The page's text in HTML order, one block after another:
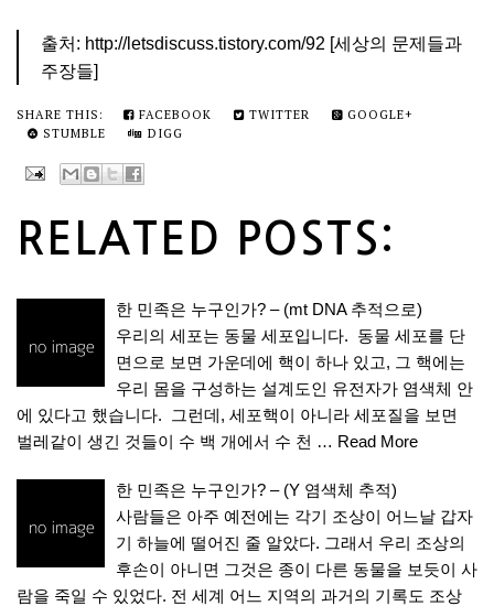
출처: http://letsdiscuss.tistory.com/92 [세상의 문제들과
주장들]
SHARE THIS: FACEBOOK TWITTER
GOOGLE+
STUMBLE
DIGG
RELATED POSTS:
한 민족은 누구인가? – (mt DNA 추적으로)
우리의 세포는 동물 세포입니다. 동물 세포를 단
면으로 보면 가운데에 핵이 하나 있고, 그 핵에는
우리 몸을 구성하는 설계도인 유전자가 염색체 안
에 있다고 했습니다. 그런데, 세포핵이 아니라 세포질을 보면
벌레같이 생긴 것들이 수 백 개에서 수 천 … Read More
한 민족은 누구인가? – (Y 염색체 추적)
사람들은 아주 예전에는 각기 조상이 어느날 갑자
기 하늘에 떨어진 줄 알았다. 그래서 우리 조상의
후손이 아니면 그것은 종이 다른 동물을 보듯이 사
람을 죽일 수 있었다. 전 세계 어느 지역의 과거의 기록도 조상